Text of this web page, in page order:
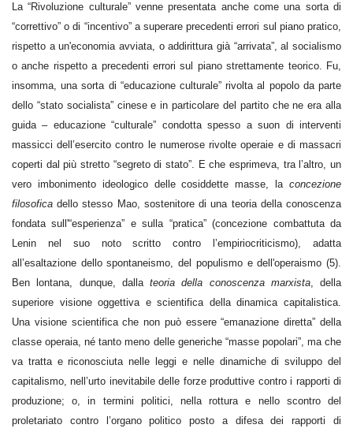
La “Rivoluzione culturale” venne presentata anche come una sorta di
“correttivo” o di “incentivo” a superare precedenti errori sul piano pratico,
rispetto a un'economia avviata, o addirittura già “arrivata”, al socialismo
o anche rispetto a precedenti errori sul piano strettamente teorico. Fu,
insomma, una sorta di “educazione culturale” rivolta al popolo da parte
dello “stato socialista” cinese e in particolare del partito che ne era alla
guida – educazione “culturale” condotta spesso a suon di interventi
massicci dell’esercito contro le numerose rivolte operaie e di massacri
coperti dal più stretto “segreto di stato”. E che esprimeva, tra l’altro, un
vero imbonimento ideologico delle cosiddette masse, la concezione
filosofica dello stesso Mao, sostenitore di una teoria della conoscenza
fondata sull'“esperienza” e sulla “pratica” (concezione combattuta da
Lenin nel suo noto scritto contro l’empiriocriticismo), adatta
all’esaltazione dello spontaneismo, del populismo e dell'operaismo (5).
Ben lontana, dunque, dalla teoria della conoscenza marxista, della
superiore visione oggettiva e scientifica della dinamica capitalistica.
Una visione scientifica che non può essere “emanazione diretta” della
classe operaia, né tanto meno delle generiche “masse popolari”, ma che
va tratta e riconosciuta nelle leggi e nelle dinamiche di sviluppo del
capitalismo, nell’urto inevitabile delle forze produttive contro i rapporti di
produzione; o, in termini politici, nella rottura e nello scontro del
proletariato contro l’organo politico posto a difesa dei rapporti di